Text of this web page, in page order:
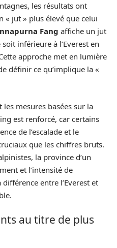
les résultats ont
« jut » plus élevé que celui
Fang affiche un jut
inférieure à l’Everest en
approche met en lumière
définir ce qu’implique la «
mesures basées sur la
est renforcé, car certains
de l’escalade et le
que les chiffres bruts.
la province d’un
et l’intensité de
entre l’Everest et
au titre de plus